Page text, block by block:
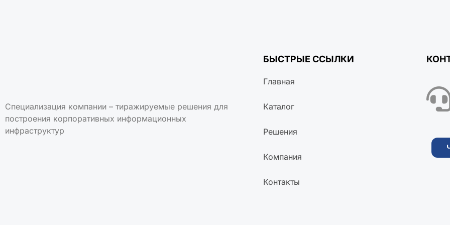
Специализация компании – тиражируемые решения для
построения корпоративных информационных
инфраструктур
БЫСТРЫЕ ССЫЛКИ
Главная
Каталог
Решения
Компания
Контакты